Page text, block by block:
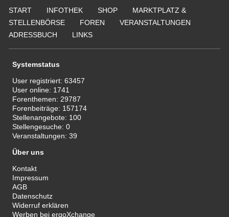
START INFOTHEK SHOP
MARKTPLATZ &
STELLENBÖRSE
FOREN
VERANSTALTUNGEN
ADRESSBUCH
LINKS
Systemstatus
User registriert:63457
User online: 1741
Forenthemen: 29787
Forenbeiträge: 157174
Stellenangebote: 100
Stellengesuche:0
Veranstaltungen:39
Über uns
Kontakt
Impressum
AGB
Datenschutz
Widerruf erklären
Werben bei ergoXchange